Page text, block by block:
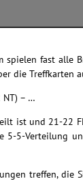
eine
ihre
fast alle
die Treffkarten
NT) – …
ist und 21-22
5-Verteilung
treffen,